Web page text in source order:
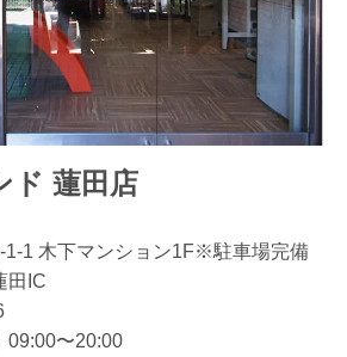
ド 蓮田店
1-1 木下マンション1F※駐車場完備
田IC
09:00〜20:00